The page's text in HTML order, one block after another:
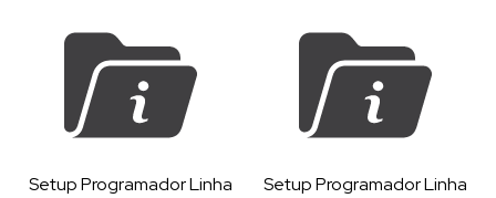
Setup Programador Linha
Setup Programador Linha